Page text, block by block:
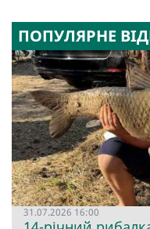
ПОПУЛЯРНЕ
31.07.2026 16:00